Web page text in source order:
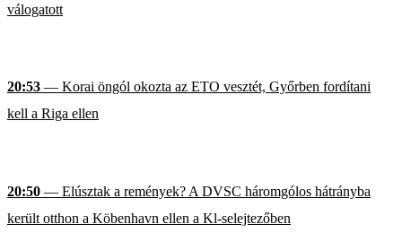
válogatott
20:53 — Korai öngól okozta az ETO vesztét, Győrben fordítani
kell a Riga ellen
20:50 — Elúsztak a remények? A DVSC háromgólos hátrányba
került otthon a Köbenhavn ellen a Kl-selejtezőben